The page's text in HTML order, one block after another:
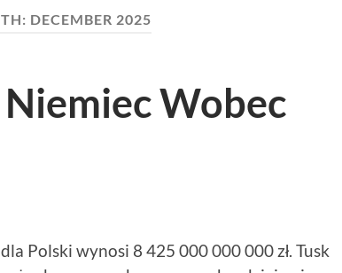
DECEMBER 2025
Wobec
Polski wynosi 8 425 000 000 000 zł. Tusk